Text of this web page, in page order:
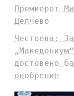
Премиерот
Делчево
Честоева:
доставено
одобрение